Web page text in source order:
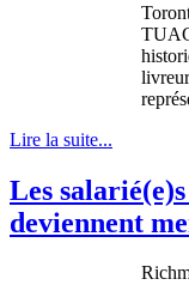
Lire la suite...
Les
deviennent